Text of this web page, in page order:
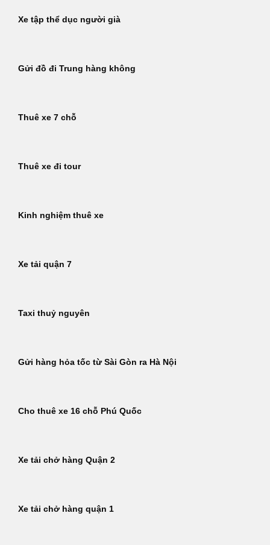
Xe tập thể dục người già
Gửi đồ đi Trung hàng không
Thuê xe 7 chỗ
Thuê xe đi tour
Kinh nghiệm thuê xe
Xe tải quận 7
Taxi thuỷ nguyên
Gửi hàng hỏa tốc từ Sài Gòn ra Hà Nội
Cho thuê xe 16 chỗ Phú Quốc
Xe tải chở hàng Quận 2
Xe tải chở hàng quận 1